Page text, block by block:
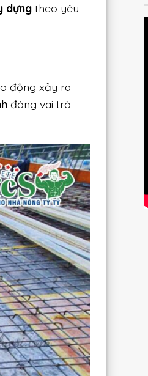
dựngtheo yêu
động xảy ra
đóng vai trò